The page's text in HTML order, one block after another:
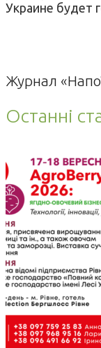
Украине будет
Журнал
Останні